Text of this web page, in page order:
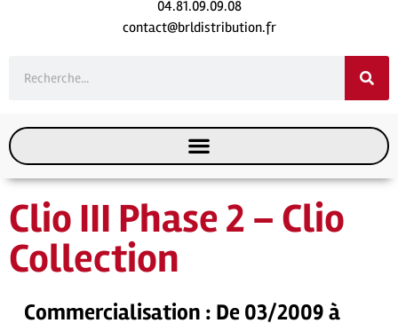
04.81.09.09.08
contact@brldistribution.fr
Clio III Phase 2 – Clio
Collection
Commercialisation : De 03/2009 à